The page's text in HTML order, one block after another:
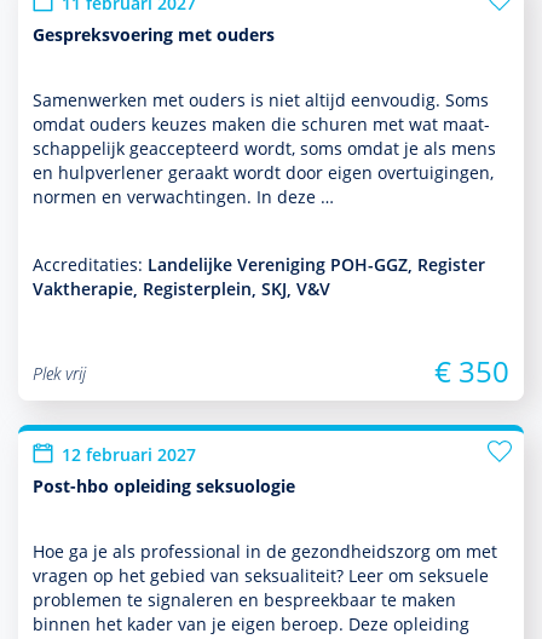
Gespreksvoering met ouders
Samenwerken met ouders is niet altijd eenvoudig. Soms
omdat ouders keuzes maken die schuren met wat maat­
schappe­lijk geaccepteerd wordt, soms omdat je als mens
en hulp­ver­le­ner geraakt wordt door eigen overtuigingen,
normen en verwachtingen. In deze …
Accreditaties: Landelijke Vereniging POH-GGZ, Register
Vaktherapie, Registerplein, SKJ, V&V
Plek vrij € 350
12 februari 2027
Post-hbo opleiding seksuologie
Hoe ga je als professional in de gezond­heids­zorg om met
vragen op het gebied van seksuali­teit? Leer om seksuele
pro­ble­men te signa­leren en bespreekbaar te maken
binnen het kader van je eigen beroep. Deze opleiding